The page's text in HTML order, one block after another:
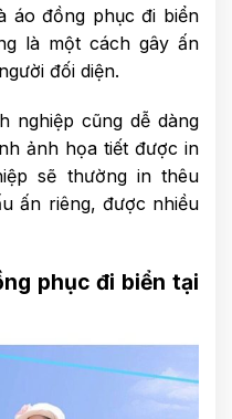
áo đồng phục đi biển
là một cách gây ấn
đối diện.
nghiệp cũng dễ dàng
ảnh họa tiết được in
sẽ thường in thêu
ấn riêng, được nhiều
phục đi biển tại